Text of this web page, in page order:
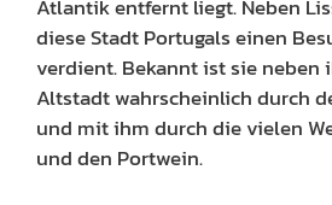
Atlantik entfernt liegt. Neben
diese Stadt Portugals einen
verdient. Bekannt ist sie neben
Altstadt wahrscheinlich durch
und mit ihm durch die vielen
und den Portwein.